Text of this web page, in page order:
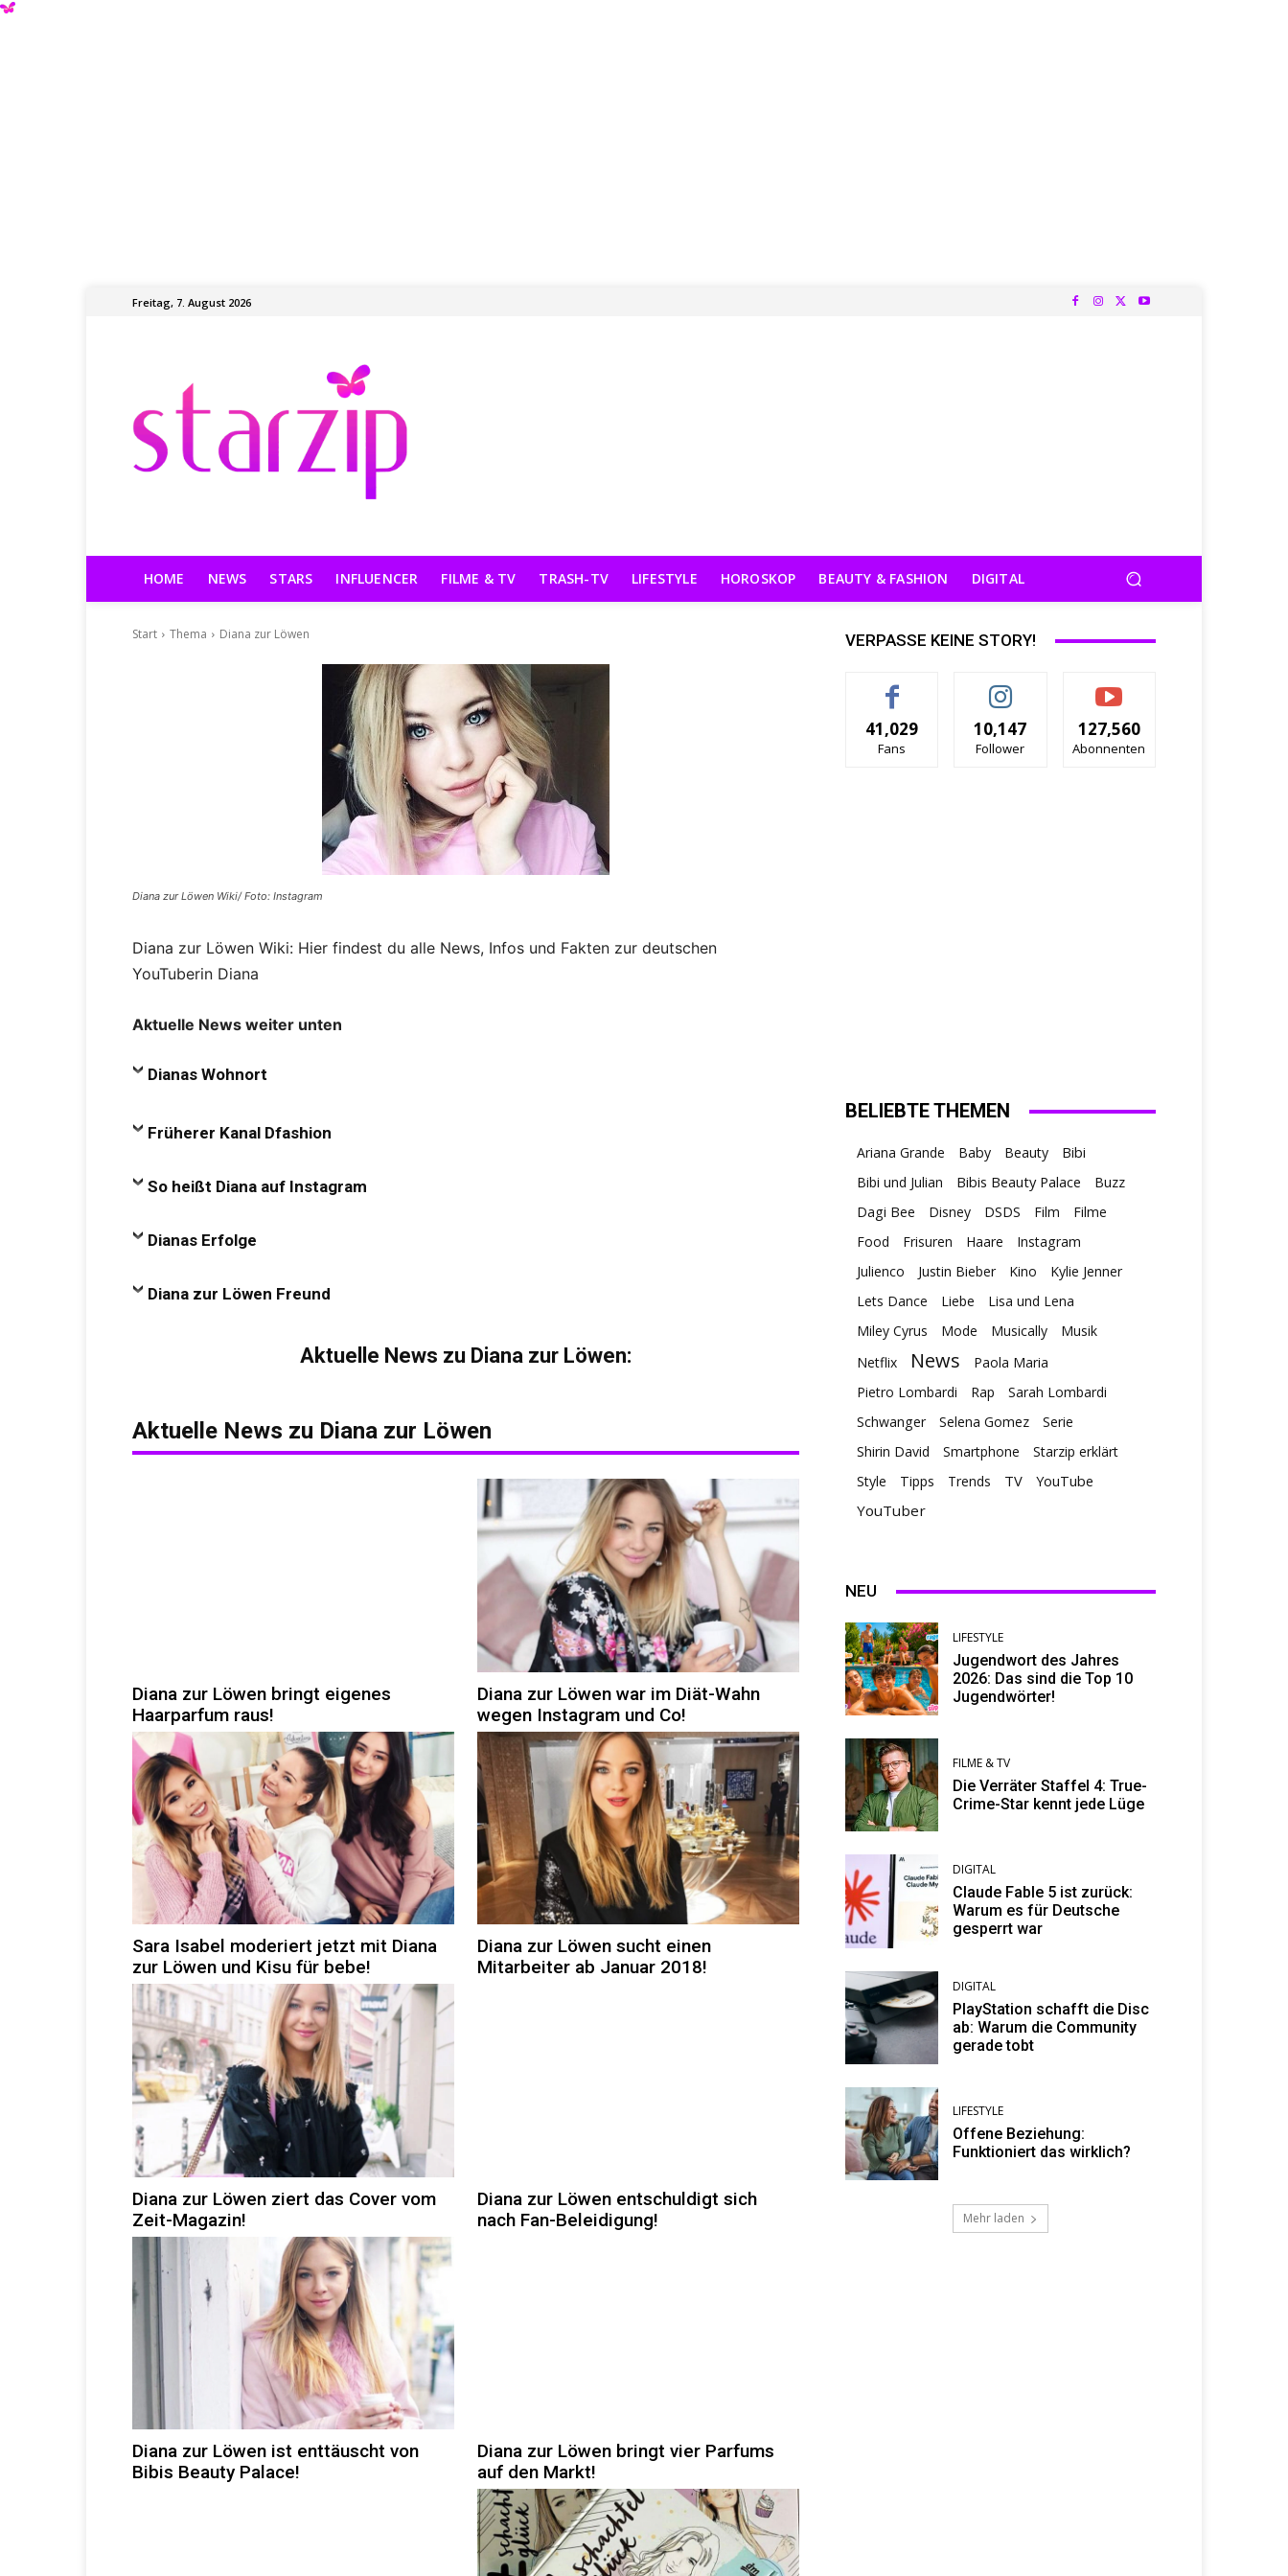
Freitag, 7. August 2026
HOME NEWS STARS INFLUENCER FILME & TV TRASH-TV LIFESTYLE HOROSKOP BEAUTY & FASHION DIGITAL
Start Thema Diana zur Löwen
Diana zur Löwen Wiki/ Foto: Instagram
Diana zur Löwen Wiki: Hier findest du alle News, Infos und Fakten zur deutschen
YouTuberin Diana
Aktuelle News weiter unten
Dianas Wohnort
Früherer Kanal Dfashion
So heißt Diana auf Instagram
Dianas Erfolge
Diana zur Löwen Freund
Aktuelle News zu Diana zur Löwen:
Aktuelle News zu Diana zur Löwen
Diana zur Löwen bringt eigenes
Haarparfum raus!
Diana zur Löwen war im Diät-Wahn
wegen Instagram und Co!
Sara Isabel moderiert jetzt mit Diana
zur Löwen und Kisu für bebe!
Diana zur Löwen sucht einen
Mitarbeiter ab Januar 2018!
Diana zur Löwen ziert das Cover vom
Zeit-Magazin!
Diana zur Löwen entschuldigt sich
nach Fan-Beleidigung!
Diana zur Löwen ist enttäuscht von
Bibis Beauty Palace!
Diana zur Löwen bringt vier Parfums
auf den Markt!
VERPASSE KEINE STORY!
41,029
Fans
10,147
Follower
127,560
Abonnenten
BELIEBTE THEMEN
Ariana Grande Baby Beauty
Bibi
Bibi und Julian
Bibis Beauty Palace
Buzz
Dagi Bee
Disney DSDS Film
Filme
Food
Frisuren Haare
Instagram
Julienco
Justin Bieber Kino
Kylie Jenner
Lets Dance
Liebe
Lisa und Lena
Miley Cyrus
Mode Musically
Musik
Netflix
News
Paola Maria
Pietro Lombardi
Rap
Sarah Lombardi
Schwanger
Selena Gomez
Serie
Shirin David
Smartphone
Starzip erklärt
Style
Tipps Trends TV YouTube
YouTuber
NEU
LIFESTYLE
Jugendwort des Jahres
2026: Das sind die Top 10
Jugendwörter!
FILME & TV
Die Verräter Staffel 4: True-
Crime-Star kennt jede Lüge
DIGITAL
Claude Fable 5 ist zurück:
Warum es für Deutsche
gesperrt war
DIGITAL
PlayStation schafft die Disc
ab: Warum die Community
gerade tobt
LIFESTYLE
Offene Beziehung:
Funktioniert das wirklich?
Mehr laden